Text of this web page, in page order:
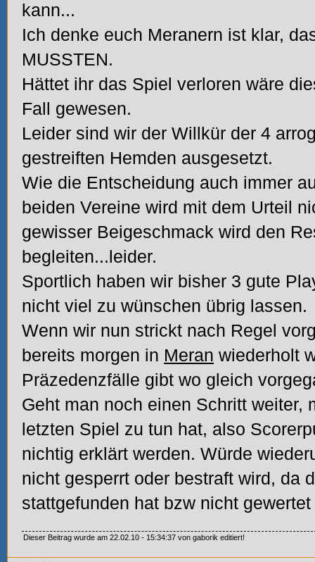
kann...
Ich denke euch Meranern ist klar,
MUSSTEN.
Hättet ihr das Spiel verloren wäre
Fall gewesen.
Leider sind wir der Willkür der 4
gestreiften Hemden ausgesetzt.
Wie die Entscheidung auch immer
beiden Vereine wird mit dem Urteil
gewisser Beigeschmack wird den
begleiten...leider.
Sportlich haben wir bisher 3 gute
nicht viel zu wünschen übrig lassen.
Wenn wir nun strickt nach Regel
bereits morgen in Meran wiederholt
Präzedenzfälle gibt wo gleich
Geht man noch einen Schritt weiter,
letzten Spiel zu tun hat, also
nichtig erklärt werden. Würde
nicht gesperrt oder bestraft wird, da
stattgefunden hat bzw nicht gewertet
Dieser Beitrag wurde am 22.02.10 - 15:34:37 von gaborik editiert!